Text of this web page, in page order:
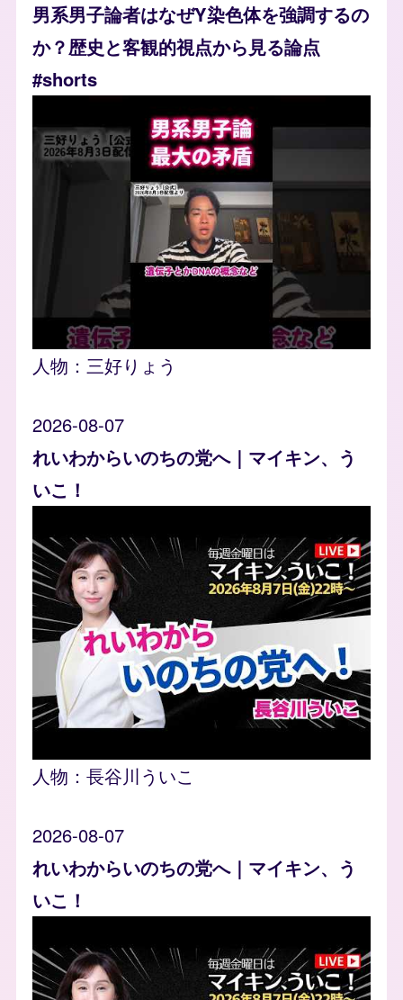
男系男子論者はなぜY染色体を強調するの
か？歴史と客観的視点から見る論点
#shorts
人物： 三好りょう
2026-08-07
れいわからいのちの党へ｜マイキン、う
いこ！
人物： 長谷川ういこ
2026-08-07
れいわからいのちの党へ｜マイキン、う
いこ！